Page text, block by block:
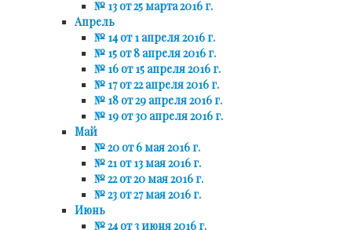
№ 13 от 25 марта 2016 г.
Апрель
№ 14 от 1 апреля 2016 г.
№ 15 от 8 апреля 2016 г.
№ 16 от 15 апреля 2016 г.
№ 17 от 22 апреля 2016 г.
№ 18 от 29 апреля 2016 г.
№ 19 от 30 апреля 2016 г.
Май
№ 20 от 6 мая 2016 г.
№ 21 от 13 мая 2016 г.
№ 22 от 20 мая 2016 г.
№ 23 от 27 мая 2016 г.
Июнь
№ 24 от 3 июня 2016 г.